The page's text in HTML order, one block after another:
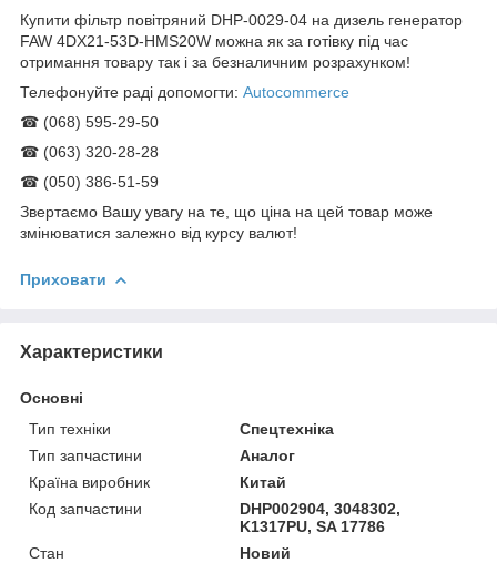
Купити фільтр повітряний DHP-0029-04 на дизель генератор
FAW 4DX21-53D-HMS20W можна як за готівку під час
отримання товару так і за безналичним розрахунком!
Телефонуйте раді допомогти: Autocommerce
☎ (068) 595-29-50
☎ (063) 320-28-28
☎ (050) 386-51-59
Звертаємо Вашу увагу на те, що ціна на цей товар може
змінюватися залежно від курсу валют!
Приховати
Характеристики
Основні
Тип техніки
Спецтехніка
Тип запчастини
Аналог
Країна виробник
Китай
Код запчастини
DHP002904, 3048302,
K1317PU, SA 17786
Стан
Новий